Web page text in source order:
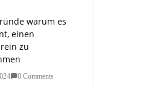
warum es
einen
zu
0 Comments